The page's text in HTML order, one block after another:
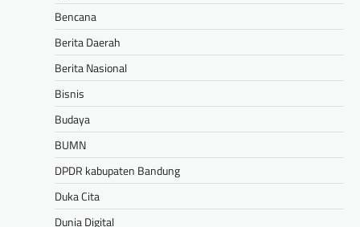
Bencana
Berita Daerah
Berita Nasional
Bisnis
Budaya
BUMN
DPDR kabupaten Bandung
Duka Cita
Dunia Digital